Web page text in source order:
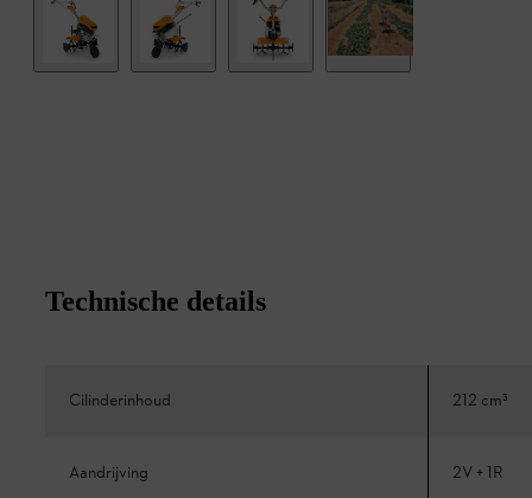
Technische details
Cilinderinhoud 212 cm³
Aandrijving 2V + 1R